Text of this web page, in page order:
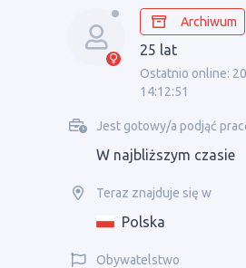
Archiwum
25 lat
Ostatnio online:
14:12:51
Jest gotowy/a podjąć
W najbliższym czasie
Teraz znajduje się w
Polska
Obywatelstwo